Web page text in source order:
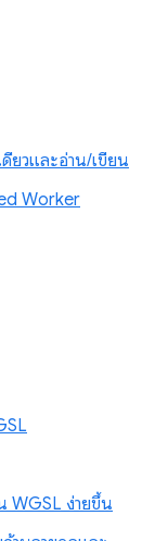
ยวและอ่าน/เขียน
Worker
WGSL ง่ายขึ้น